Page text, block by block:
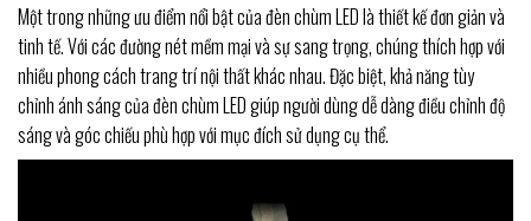
Một trong những ưu điểm nổi bật của đèn chùm LED là thiết kế đơn giản và
tinh tế. Với các đường nét mềm mại và sự sang trọng, chúng thích hợp với
nhiều phong cách trang trí nội thất khác nhau. Đặc biệt, khả năng tùy
chỉnh ánh sáng của đèn chùm LED giúp người dùng dễ dàng điều chỉnh độ
sáng và góc chiếu phù hợp với mục đích sử dụng cụ thể.